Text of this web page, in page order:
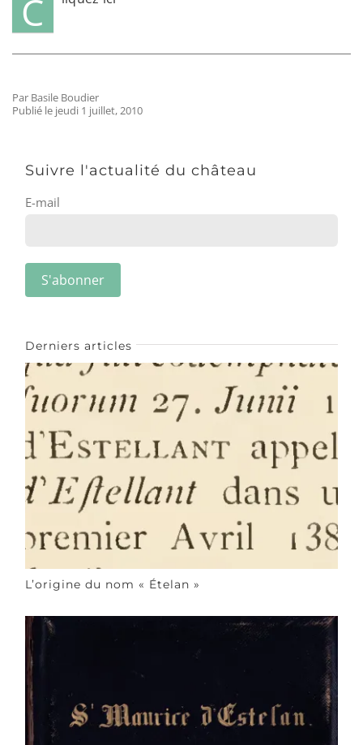
C
Par Basile Boudier
Publié le jeudi 1 juillet, 2010
Suivre l'actualité du château
E-mail
Derniers articles
L’origine du nom « Ételan »